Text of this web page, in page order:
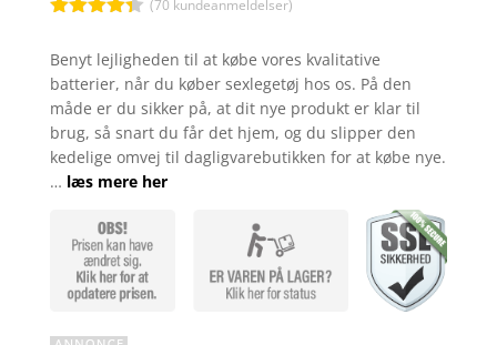
ud af 5
baseret
på
kundebedø
mmelser
(70 kundeanmeldelser)
Benyt lejligheden til at købe vores kvalitative
batterier, når du køber sexlegetøj hos os. På den
måde er du sikker på, at dit nye produkt er klar til
brug, så snart du får det hjem, og du slipper den
kedelige omvej til dagligvarebutikken for at købe nye.
… læs mere her